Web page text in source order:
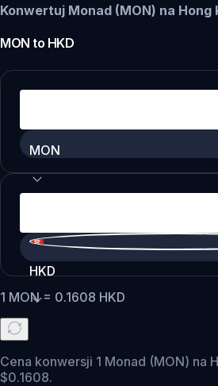
Konwertuj Monad (MON) na Hong
MON to HKD
MON
HKD
1 MON= 0.1608 HKD
Cena konwersji 1 Monad (MON) na
$0.1608.